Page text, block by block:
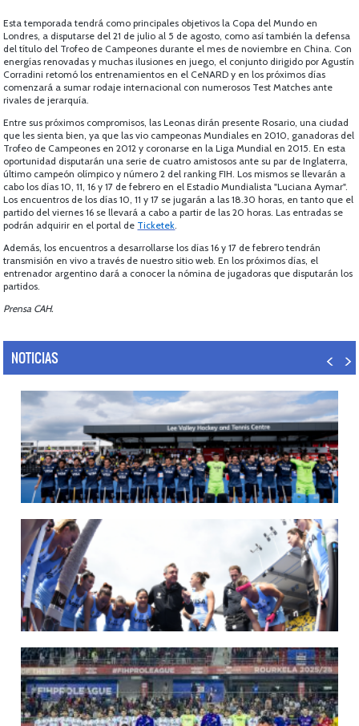
Esta temporada tendrá como principales objetivos la Copa del Mundo en
Londres, a disputarse del 21 de julio al 5 de agosto, como así también la defensa
del título del Trofeo de Campeones durante el mes de noviembre en China. Con
energías renovadas y muchas ilusiones en juego, el conjunto dirigido por Agustín
Corradini retomó los entrenamientos en el CeNARD y en los próximos días
comenzará a sumar rodaje internacional con numerosos Test Matches ante
rivales de jerarquía.
Entre sus próximos compromisos, las Leonas dirán presente Rosario, una ciudad
que les sienta bien, ya que las vio campeonas Mundiales en 2010, ganadoras del
Trofeo de Campeones en 2012 y coronarse en la Liga Mundial en 2015. En esta
oportunidad disputarán una serie de cuatro amistosos ante su par de Inglaterra,
último campeón olímpico y número 2 del ranking FIH. Los mismos se llevarán a
cabo los días 10, 11, 16 y 17 de febrero en el Estadio Mundialista "Luciana Aymar".
Los encuentros de los días 10, 11 y 17 se jugarán a las 18.30 horas, en tanto que el
partido del viernes 16 se llevará a cabo a partir de las 20 horas. Las entradas se
podrán adquirir en el portal de Ticketek.
Además, los encuentros a desarrollarse los días 16 y 17 de febrero tendrán
transmisión en vivo a través de nuestro sitio web. En los próximos días, el
entrenador argentino dará a conocer la nómina de jugadoras que disputarán los
partidos.
Prensa CAH.
NOTICIAS
14/07/2026
MUNDIAL 2026: LOS LEONES CONVOCADOS POR LUCAS REY
Del 15 al 30 de agosto disputarán el Mundial en Países Bajos y Bélgica.
LEER MÁS
09/07/2026
MUNDIAL 2026: LAS LEONAS CONVOCADAS POR FERNANDO F...
Del 15 al 30 de agosto disputarán el Mundial 2026 en Países Bajos y Bélgica.
LEER MÁS